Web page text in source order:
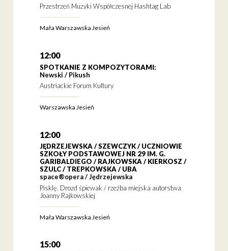
Przestrzeń Muzyki Współczesnej Hashtag Lab
Mała Warszawska Jesień
12:00
SPOTKANIE Z KOMPOZYTORAMI:
Newski / Pikush
Austriackie Forum Kultury
Warszawska Jesień
12:00
JĘDRZEJEWSKA / SZEWCZYK / UCZNIOWIE
SZKOŁY PODSTAWOWEJ NR 29 IM. G.
GARIBALDIEGO / RAJKOWSKA / KIERKOSZ /
SZULC / TREPKOWSKA / UBA
space®opera / Jędrzejewska
Pisklę. Drozd śpiewak / rzeźba miejska autorstwa
Joanny Rajkowskiej
Mała Warszawska Jesień
15:00